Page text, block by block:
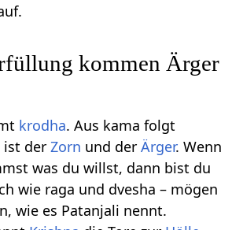
kommen Ärger
krodha. Aus kama folgt
ist derZorn und derÄrger. Wenn
was du willst, dann bist du
wie raga und dvesha – mögen
wie es Patanjali nennt.